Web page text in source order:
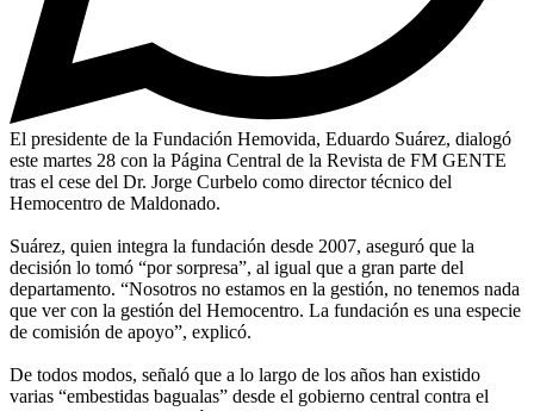
El presidente de la Fundación Hemovida, Eduardo Suárez, dialogó
este martes 28 con la Página Central de la Revista de FM GENTE
tras el cese del Dr. Jorge Curbelo como director técnico del
Hemocentro de Maldonado.
Suárez, quien integra la fundación desde 2007, aseguró que la
decisión lo tomó “por sorpresa”, al igual que a gran parte del
departamento. “Nosotros no estamos en la gestión, no tenemos nada
que ver con la gestión del Hemocentro. La fundación es una especie
de comisión de apoyo”, explicó.
De todos modos, señaló que a lo largo de los años han existido
varias “embestidas bagualas” desde el gobierno central contra el